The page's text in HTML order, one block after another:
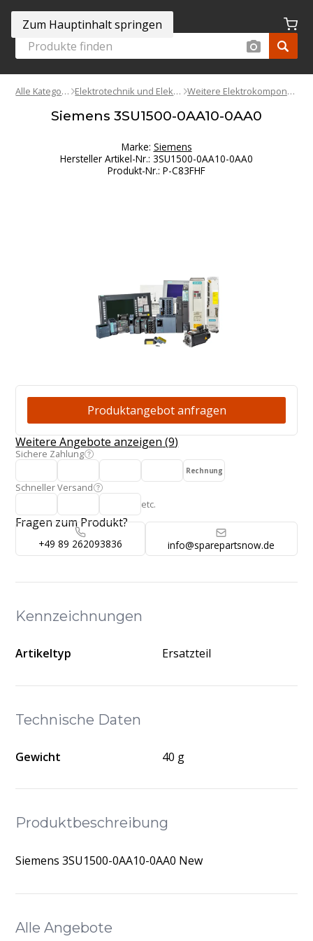
Zum Hauptinhalt springen
Alle Kategorien Elektrotechnik und Elektronik Weitere Elektrokomponenten
Siemens 3SU1500-0AA10-0AA0
Marke: Siemens
Hersteller Artikel-Nr.: 3SU1500-0AA10-0AA0
Produkt-Nr.: P-C83FHF
Technische Daten
Gewicht 40 g
Produktbeschreibung
Siemens 3SU1500-0AA10-0AA0 New
Produktangebot
Produktangebot anfragen
Weitere Angebote anzeigen (9)
Sichere Zahlung
Rechnung
Schneller Versand
etc.
Fragen zum Produkt?
+49 89 262093836 info@sparepartsnow.de
Kennzeichnungen
Artikeltyp Ersatzteil
Alle Angebote